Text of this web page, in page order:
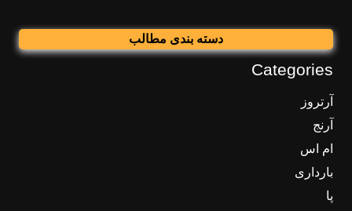
دسته بندی مطالب
Categories
آرتروز
آرنج
ام اس
بارداری
پا